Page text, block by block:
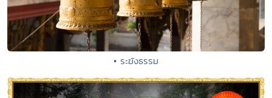
• ระฆังธรรม